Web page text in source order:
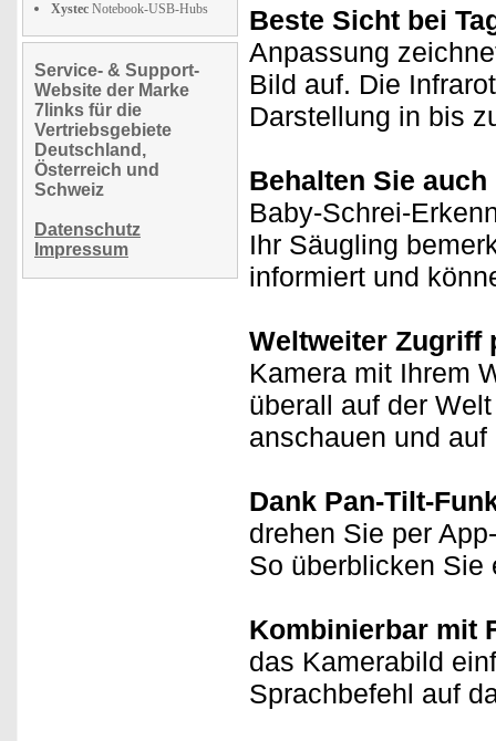
Xystec Notebook-USB-Hubs
Service- & Support-
Website der Marke
7links für die
Vertriebsgebiete
Deutschland,
Österreich und
Schweiz
Datenschutz
Impressum
Beste Sicht bei
Anpassung
Bild auf. Die
Darstellung in bis
Behalten Sie
Baby-Schrei-
Ihr Säugling
informiert und
Weltweiter Zugriff
Kamera mit Ihrem
überall auf der
anschauen und
Dank Pan-Tilt-
drehen Sie per
So überblicken Sie
Kombinierbar mit
das Kamerabild
Sprachbefehl auf